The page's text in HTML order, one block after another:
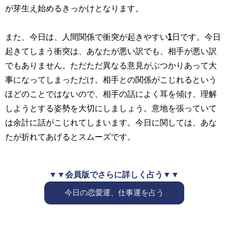
が芽生え始めるきっかけとなります。
また、今日は、人間関係で衝突が起きやすい1日です。今日
起きてしまう衝突は、あなたが悪い訳でも、相手が悪い訳
でもありません。ただただ異なる意見がぶつかりあって大
事になってしまっただけ。相手との関係がこじれるという
ほどのことではないので、相手の話によく耳を傾け、理解
しようとする姿勢を大切にしましょう。意地を張っていて
は余計に話がこじれてしまいます。今日に関しては、あな
たが折れてあげるとスムーズです。
▼▼会員版でさらに詳しく占う▼▼
今日の恋愛運、仕事運を占う